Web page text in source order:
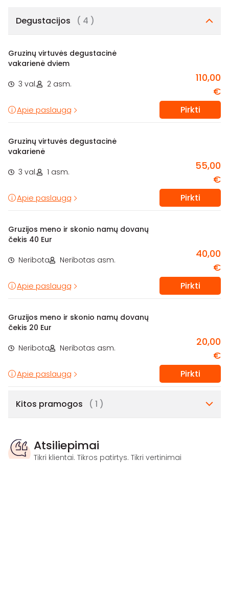
Degustacijos ( 4 )
Gruzinų virtuvės degustacinė
vakarienė dviem
3 val. 2 asm.
110,00
€
Apie paslaugą Pirkti
Gruzinų virtuvės degustacinė
vakarienė
3 val. 1 asm.
55,00
€
Apie paslaugą Pirkti
Gruzijos meno ir skonio namų dovanų
čekis 40 Eur
Neribota Neribotas asm.
40,00
€
Apie paslaugą Pirkti
Gruzijos meno ir skonio namų dovanų
čekis 20 Eur
Neribota Neribotas asm.
20,00
€
Apie paslaugą Pirkti
Kitos pramogos ( 1 )
Atsiliepimai
Tikri klientai. Tikros patirtys. Tikri vertinimai